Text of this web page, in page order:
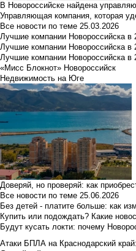
В Новороссийске найдена
Управляющая компания, которая
Все новости по теме 25.03.2026
Лучшие компании Новороссийска в
Лучшие компании Новороссийска в
Лучшие компании Новороссийска
«Мисс Блокнот» Новороссийск
Недвижимость на Юге
Доверяй, но проверяй: как
Все новости по теме 25.06.2026
Без детей - платите больше: как
Купить или подождать? Какие
Будут кусать локти: почему
Атаки БПЛА на Краснодарский